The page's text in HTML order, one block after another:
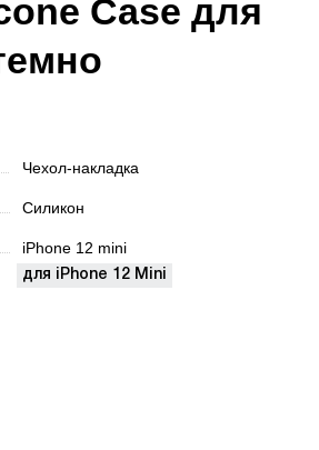
Case для
Чехол-накладка
Силикон
iPhone 12 mini
для iPhone 12 Mini